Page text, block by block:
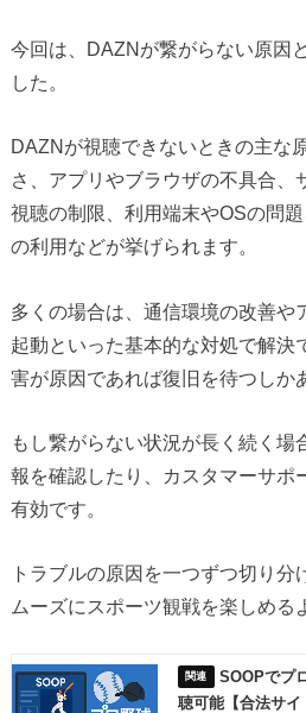
今回は、DAZNが繋がらない原因
した。
DAZNが視聴できないときの主な
さ、アプリやブラウザの不具合、
視聴の制限、利用端末やOSの問
の利用などが挙げられます。
多くの場合は、通信環境の改善や
起動といった基本的な対処で解決
害が原因であれば復旧を待つしか
もし繋がらない状況が長く続く場
報を確認したり、カスタマーサポ
有効です。
トラブルの原因を一つずつ切り分
ムーズにスポーツ観戦を楽しめる
SOOPでプ
聴可能【合法サイ